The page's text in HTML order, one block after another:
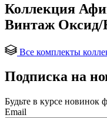
Коллекция
Винтаж Оксид/
Все комплекты
Подписка на
Будьте в курсе новинок
Email